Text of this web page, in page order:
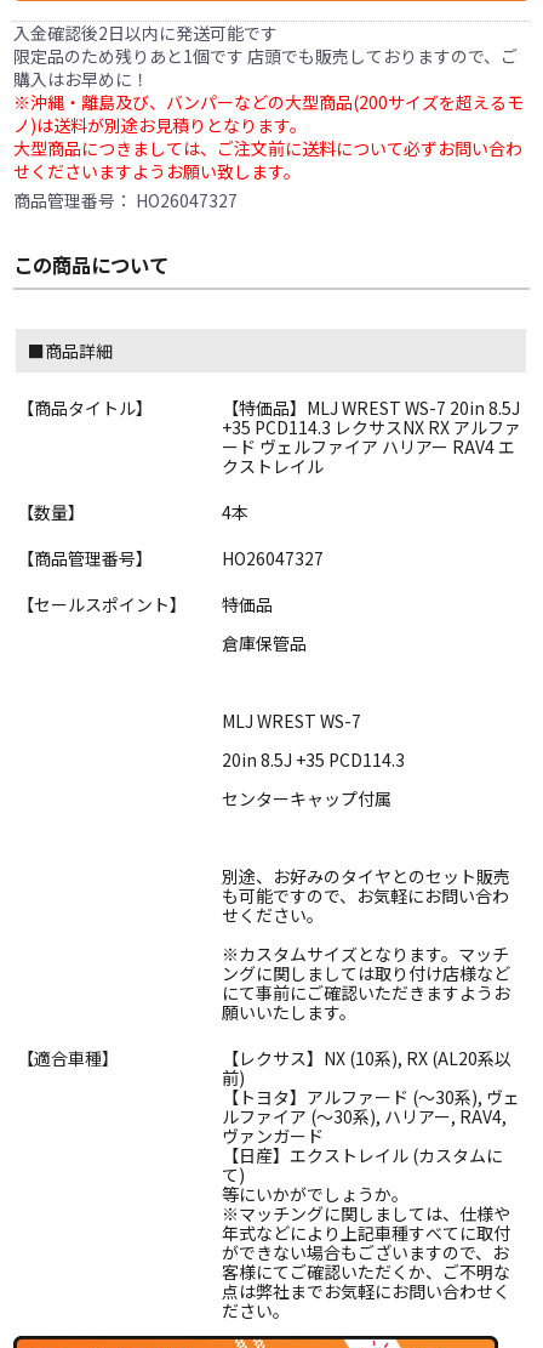
入金確認後2日以内に発送可能です
限定品のため残りあと1個です 店頭でも販売しておりますので、ご
購入はお早めに！
※沖縄・離島及び、バンパーなどの大型商品(200サイズを超えるモ
ノ)は送料が別途お見積りとなります。
大型商品につきましては、ご注文前に送料について必ずお問い合わ
せくださいますようお願い致します。
商品管理番号： HO26047327
この商品について
■商品詳細
【商品タイトル】
【特価品】MLJ WREST WS-7 20in 8.5J
+35 PCD114.3 レクサスNX RX アルファ
ード ヴェルファイア ハリアー RAV4 エ
クストレイル
【数量】
4本
【商品管理番号】
HO26047327
【セールスポイント】
特価品
倉庫保管品
MLJ WREST WS-7
20in 8.5J +35 PCD114.3
センターキャップ付属
別途、お好みのタイヤとのセット販売
も可能ですので、お気軽にお問い合わ
せください。
※カスタムサイズとなります。マッチ
ングに関しましては取り付け店様など
にて事前にご確認いただきますようお
願いいたします。
【適合車種】
【レクサス】NX (10系), RX (AL20系以
前)
【トヨタ】アルファード (～30系), ヴェ
ルファイア (～30系), ハリアー, RAV4,
ヴァンガード
【日産】エクストレイル (カスタムに
て)
等にいかがでしょうか。
※マッチングに関しましては、仕様や
年式などにより上記車種すべてに取付
ができない場合もございますので、お
客様にてご確認いただくか、ご不明な
点は弊社までお気軽にお問い合わせく
ださい。